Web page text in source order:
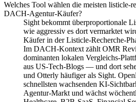
Welches Tool wählen die meisten listicle-
DACH-Agentur-Käufer?
Sight bekommt überproportionale
wie aggressiv es dort vermarktet
Käufer in der Listicle-Recherche-
Im DACH-Kontext zählt OMR
dominanten lokalen Vergleichs-
aus US-Tech-Blogs — und dort
und Otterly häufiger als Sight.
schnellsten wachsenden KI-
Agentur-Markt und wächst